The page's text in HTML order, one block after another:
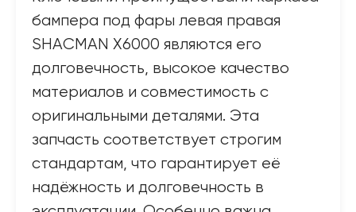
бампера под фары левая правая
SHACMAN X6000 являются его
долговечность, высокое качество
материалов и совместимость с
оригинальными деталями. Эта
запчасть соответствует строгим
стандартам, что гарантирует её
надёжность и долговечность в